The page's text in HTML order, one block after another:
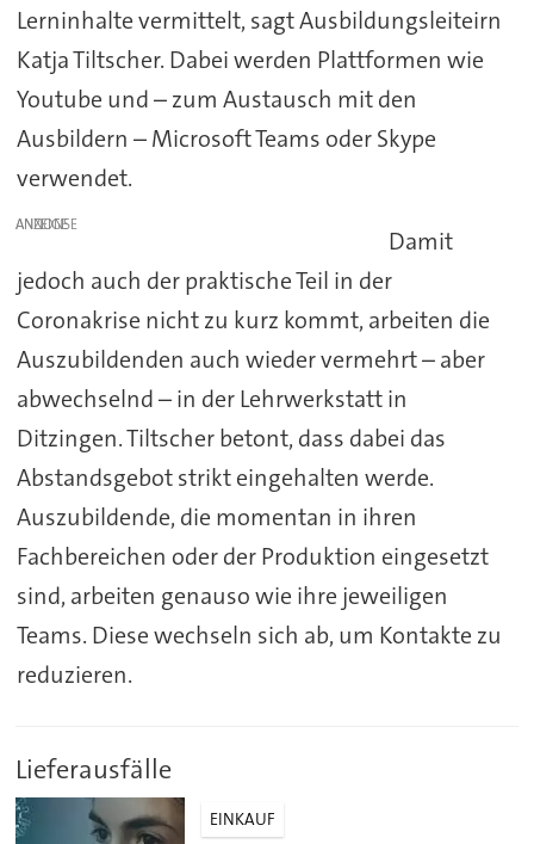
Lerninhalte vermittelt, sagt Ausbildungsleiteirn
Katja Tiltscher. Dabei werden Plattformen wie
Youtube und – zum Austausch mit den
Ausbildern – Microsoft Teams oder Skype
verwendet.
ANZEIGE
Damit
jedoch auch der praktische Teil in der
Coronakrise nicht zu kurz kommt, arbeiten die
Auszubildenden auch wieder vermehrt – aber
abwechselnd – in der Lehrwerkstatt in
Ditzingen. Tiltscher betont, dass dabei das
Abstandsgebot strikt eingehalten werde.
Auszubildende, die momentan in ihren
Fachbereichen oder der Produktion eingesetzt
sind, arbeiten genauso wie ihre jeweiligen
Teams. Diese wechseln sich ab, um Kontakte zu
reduzieren.
Lieferausfälle
EINKAUF